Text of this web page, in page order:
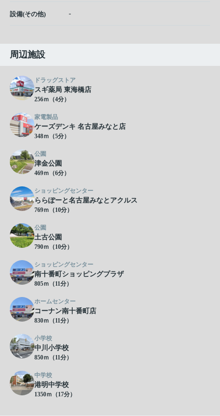
設備(その他) -
周辺施設
ドラッグストア
スギ薬局 東海橋店
256ｍ（4分）
家電製品
ケーズデンキ 名古屋みなと店
348ｍ（5分）
公園
津金公園
469ｍ（6分）
ショッピングセンター
ららぽーと名古屋みなとアクルス
769ｍ（10分）
公園
土古公園
790ｍ（10分）
ショッピングセンター
南十番町ショッピングプラザ
805ｍ（11分）
ホームセンター
コーナン南十番町店
830ｍ（11分）
小学校
中川小学校
850ｍ（11分）
中学校
港明中学校
1350ｍ（17分）